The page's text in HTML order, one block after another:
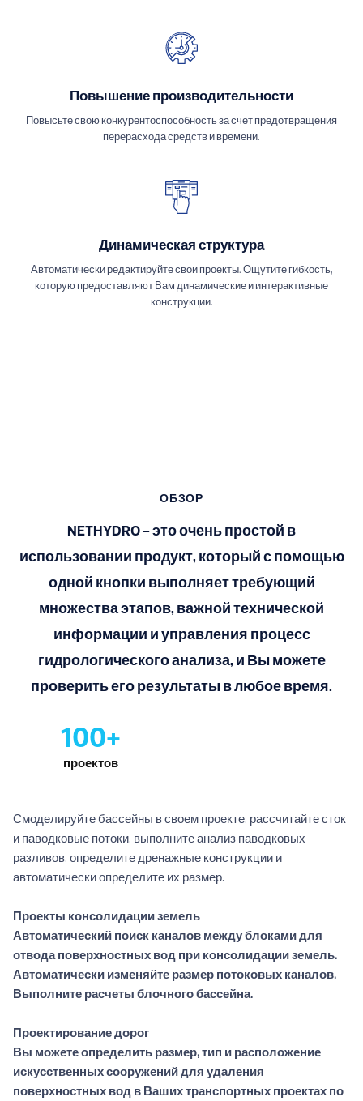
Повышение производительности
Повысьте свою конкурентоспособность за счет предотвращения
перерасхода средств и времени.
Динамическая структура
Автоматически редактируйте свои проекты. Ощутите гибкость,
которую предоставляют Вам динамические и интерактивные
конструкции.
ОБЗОР
NETHYDRO - это очень простой в
использовании продукт, который с помощью
одной кнопки выполняет требующий
множества этапов, важной технической
информации и управления процесс
гидрологического анализа, и Вы можете
проверить его результаты в любое время.
100+
проектов
Смоделируйте бассейны в своем проекте, рассчитайте сток
и паводковые потоки, выполните анализ паводковых
разливов, определите дренажные конструкции и
автоматически определите их размер.
Проекты консолидации земель
Автоматический поиск каналов между блоками для
отвода поверхностных вод при консолидации земель.
Автоматически изменяйте размер потоковых каналов.
Выполните расчеты блочного бассейна.
Проектирование дорог
Вы можете определить размер, тип и расположение
искусственных сооружений для удаления
поверхностных вод в Ваших транспортных проектах по